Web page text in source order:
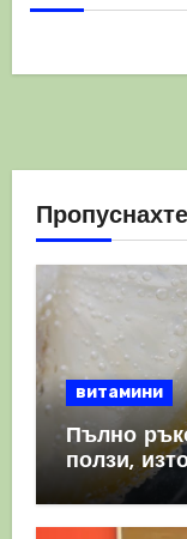
Пропуснахте
витамини
Пълно
ползи,
имунната